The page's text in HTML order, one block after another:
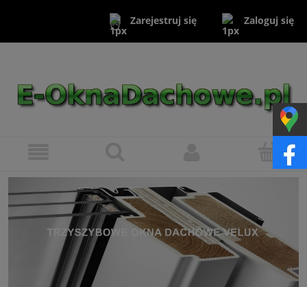
Zarejestruj się Zaloguj się